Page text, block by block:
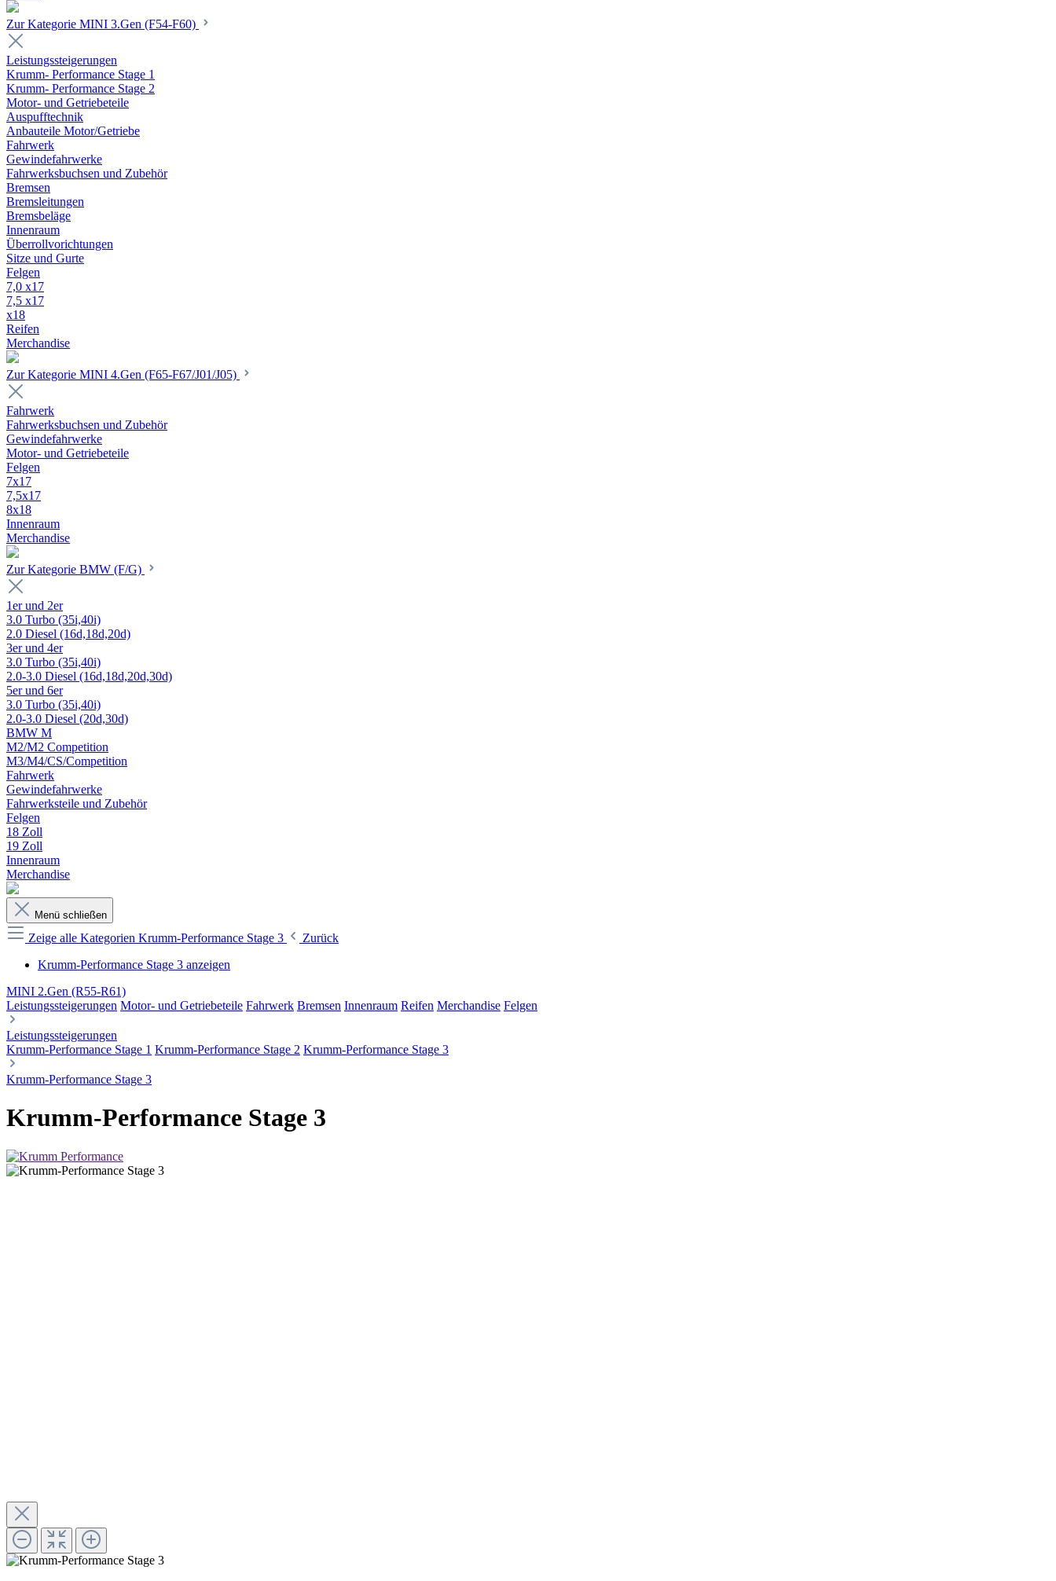
Zur Kategorie MINI 3.Gen (F54-F60)
Leistungssteigerungen
Krumm- Performance Stage 1
Krumm- Performance Stage 2
Motor- und Getriebeteile
Auspufftechnik
Anbauteile Motor/Getriebe
Fahrwerk
Gewindefahrwerke
Fahrwerksbuchsen und Zubehör
Bremsen
Bremsleitungen
Bremsbeläge
Innenraum
Überrollvorichtungen
Sitze und Gurte
Felgen
7,0 x17
7,5 x17
x18
Reifen
Merchandise
Zur Kategorie MINI 4.Gen (F65-F67/J01/J05)
Fahrwerk
Fahrwerksbuchsen und Zubehör
Gewindefahrwerke
Motor- und Getriebeteile
Felgen
7x17
7,5x17
8x18
Innenraum
Merchandise
Zur Kategorie BMW (F/G)
1er und 2er
3.0 Turbo (35i,40i)
2.0 Diesel (16d,18d,20d)
3er und 4er
3.0 Turbo (35i,40i)
2.0-3.0 Diesel (16d,18d,20d,30d)
5er und 6er
3.0 Turbo (35i,40i)
2.0-3.0 Diesel (20d,30d)
BMW M
M2/M2 Competition
M3/M4/CS/Competition
Fahrwerk
Gewindefahrwerke
Fahrwerksteile und Zubehör
Felgen
18 Zoll
19 Zoll
Innenraum
Merchandise
Menü schließen
Zeige alle Kategorien Krumm-Performance Stage 3
Zurück
Krumm-Performance Stage 3 anzeigen
MINI 2.Gen (R55-R61)
Leistungssteigerungen Motor- und Getriebeteile Fahrwerk Bremsen Innenraum Reifen Merchandise Felgen
Leistungssteigerungen
Krumm-Performance Stage 1 Krumm-Performance Stage 2 Krumm-Performance Stage 3
Krumm-Performance Stage 3
Krumm-Performance Stage 3